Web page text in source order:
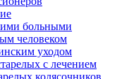
больными
человеком
уходом
с лечением
колясочников